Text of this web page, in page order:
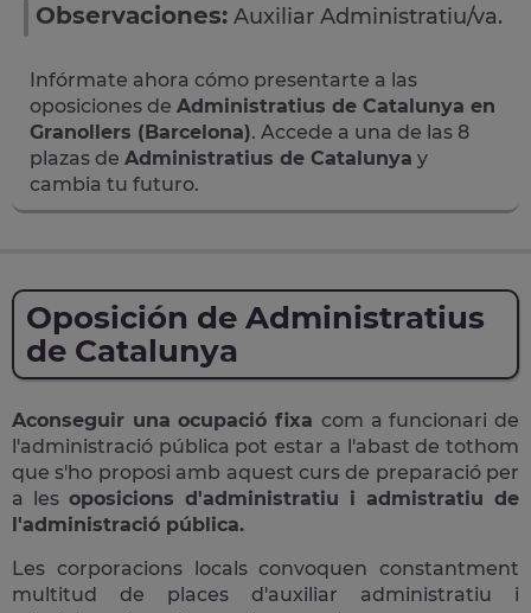
Observaciones: Auxiliar Administratiu/va.
Infórmate ahora cómo presentarte a las
oposiciones de Administratius de Catalunya en
Granollers (Barcelona). Accede a una de las 8
plazas de Administratius de Catalunya y
cambia tu futuro.
Oposición de Administratius
de Catalunya
Aconseguir una ocupació fixa com a funcionari de
l'administració pública pot estar a l'abast de tothom
que s'ho proposi amb aquest curs de preparació per
a les oposicions d'administratiu i admistratiu de
l'administració pública.
Les corporacions locals convoquen constantment
multitud de places d'auxiliar administratiu i